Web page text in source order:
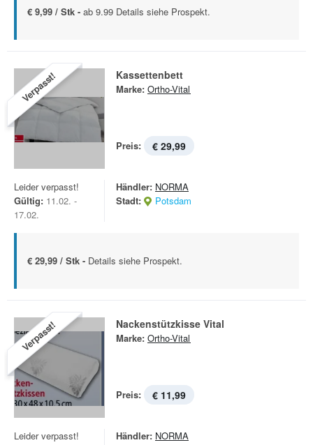
€ 9,99 / Stk - ab 9.99 Details siehe Prospekt.
Verpasst! Kassettenbett
Marke: Ortho-Vital
Preis: € 29,99
Leider verpasst!
Gültig: 11.02. -
17.02.
Händler: NORMA
Stadt:
Potsdam
€ 29,99 / Stk - Details siehe Prospekt.
Verpasst! Nackenstützkisse Vital
Marke: Ortho-Vital
Preis: € 11,99
Leider verpasst!
Händler: NORMA